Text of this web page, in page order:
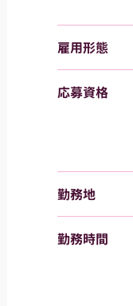
雇用形態
応募資格
勤務地
勤務時間